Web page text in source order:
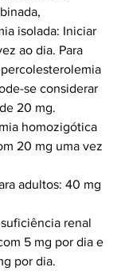
isolada: Iniciar
ao dia. Para
se considerar
20 mg.
homozigótica
20 mg uma vez
adultos: 40 mg
renal
5 mg por dia e
por dia.